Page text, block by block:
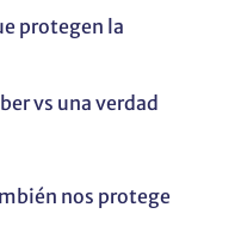
protegen la
vs una verdad
nos protege